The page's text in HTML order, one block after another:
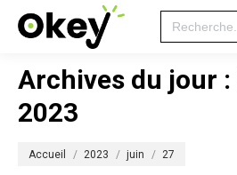
Search
for:
Archives du jour :
2023
Accueil 2023 juin 27